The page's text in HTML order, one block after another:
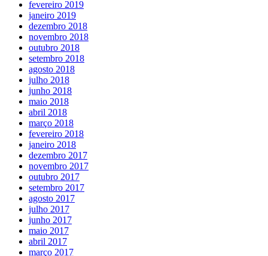
fevereiro 2019
janeiro 2019
dezembro 2018
novembro 2018
outubro 2018
setembro 2018
agosto 2018
julho 2018
junho 2018
maio 2018
abril 2018
março 2018
fevereiro 2018
janeiro 2018
dezembro 2017
novembro 2017
outubro 2017
setembro 2017
agosto 2017
julho 2017
junho 2017
maio 2017
abril 2017
março 2017